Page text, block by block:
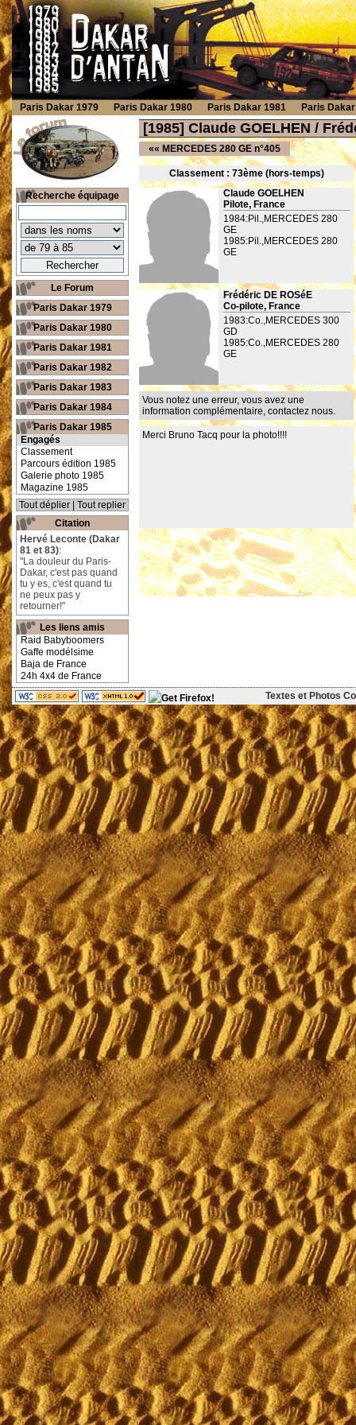
[1985] Claude GOELHEN /
«« MERCEDES 280 GE n°405
Classement : 73ème(hors-temps)
Claude GOELHEN
Pilote, France
1984:Pil.,MERCEDES 280
GE
1985:Pil.,MERCEDES 280
GE
Frédéric DE ROSéE
Co-pilote, France
1983:Co.,MERCEDES 300
GD
1985:Co.,MERCEDES 280
GE
Vous notez une erreur, vous avez une
information complémentaire, contactez nous.
Merci Bruno Tacq pour la photo!!!!
Recherche équipage
Le Forum
Paris Dakar 1979
Paris Dakar 1980
Paris Dakar 1981
Paris Dakar 1982
Paris Dakar 1983
Paris Dakar 1984
Paris Dakar 1985
Engagés
Classement
Parcours édition 1985
Galerie photo 1985
Magazine 1985
Tout déplier
Tout replier
Citation
Hervé Leconte (Dakar
81 et 83):
"La douleur du Paris-
Dakar, c'est pas quand
tu y es, c'est quand tu
ne peux pas y
retourner!"
Les liens amis
Raid Babyboomers
Gaffe modélsime
Baja de France
24h 4x4 de France
Paris Dakar 1979 Paris Dakar 1980 Paris Dakar 1981 Paris
Textes et Photos